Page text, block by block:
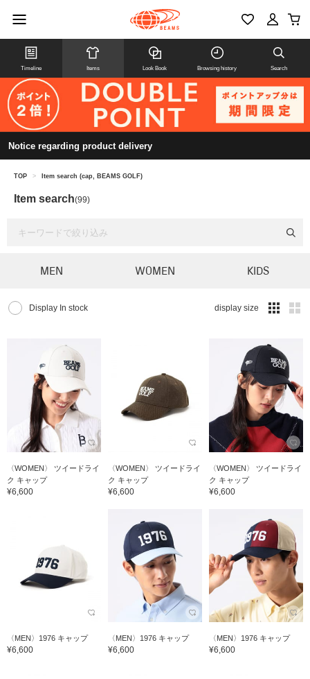
Timeline Items Look Book Browsing history Search
Notice regarding product delivery
TOP > Item search (cap, BEAMS GOLF)
Item search(99)
MEN WOMEN KIDS
Display In stock display size
〈WOMEN〉 ツイードライ
ク キャップ
¥6,600
〈WOMEN〉 ツイードライ
ク キャップ
¥6,600
〈WOMEN〉 ツイードライ
ク キャップ
¥6,600
〈MEN〉1976 キャップ
¥6,600
〈MEN〉1976 キャップ
¥6,600
〈MEN〉1976 キャップ
¥6,600